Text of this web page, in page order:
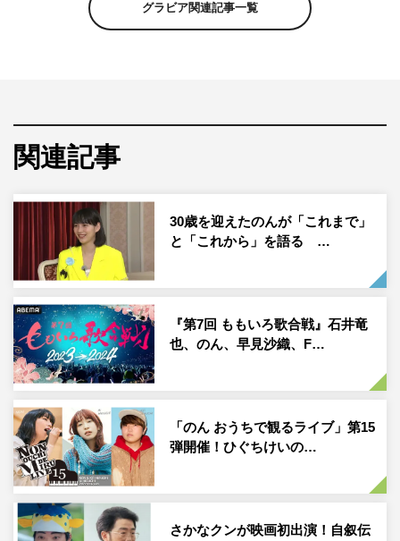
縄を舞台にサメを大特集する。
かなクン、シャーク香音が対峙。はたして、無事に釣り上
げることはできるのか。
『ギョギョッとサカナ★スター』©NHK
そんなイタチザメは、まぶたのような器官や生き物が発す
る微弱な電気を感じ取る不思議な器官を持ち、なぜかドラ
ム缶を食べた記録もあるという。さかなクンがホワイトボ
ードで驚きの生態を大解説。
グラビア関連記事一覧
関連記事
30歳を迎えたのんが「これまで」
と「これから」を語る …
『第7回 ももいろ歌合戦』石井竜
也、のん、早見沙織、F…
「のん おうちで観るライブ」第15
弾開催！ひぐちけいの…
さかなクンが映画初出演！自叙伝